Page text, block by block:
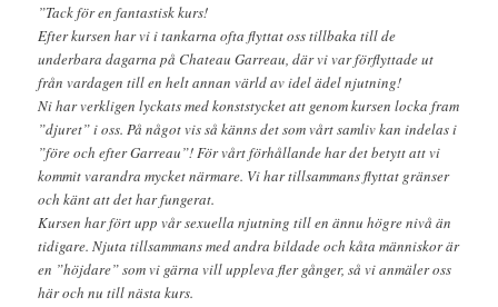
”Tack för en fantastisk kurs!
Efter kursen har vi i tankarna ofta flyttat oss tillbaka till de
underbara dagarna på Chateau Garreau, där vi var förflyttade ut
från vardagen till en helt annan värld av idel ädel njutning!
Ni har verkligen lyckats med konststycket att genom kursen locka fram
”djuret” i oss. På något vis så känns det som vårt samliv kan indelas i
”före och efter Garreau”! För vårt förhållande har det betytt att vi
kommit varandra mycket närmare. Vi har tillsammans flyttat gränser
och känt att det har fungerat.
Kursen har fört upp vår sexuella njutning till en ännu högre nivå än
tidigare. Njuta tillsammans med andra bildade och kåta människor är
en ”höjdare” som vi gärna vill uppleva fler gånger, så vi anmäler oss
här och nu till nästa kurs.